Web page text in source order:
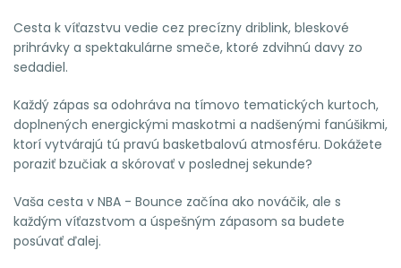
Cesta k víťazstvu vedie cez precízny driblink, bleskové
prihrávky a spektakulárne smeče, ktoré zdvihnú davy zo
sedadiel.
Každý zápas sa odohráva na tímovo tematických kurtoch,
doplnených energickými maskotmi a nadšenými fanúšikmi,
ktorí vytvárajú tú pravú basketbalovú atmosféru. Dokážete
poraziť bzučiak a skórovať v poslednej sekunde?
Vaša cesta v NBA - Bounce začína ako nováčik, ale s
každým víťazstvom a úspešným zápasom sa budete
posúvať ďalej.